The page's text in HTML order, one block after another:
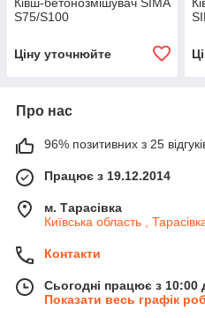
Ківш-бетонозмішувач SIMA
S75/S100
Ціну уточнюйте
Про нас
96% позитивних з 25
Працює з 19.12.2014
м. Тарасівка
Київська область ,
Контакти
Сьогодні працює з 10:00
Показати весь графік